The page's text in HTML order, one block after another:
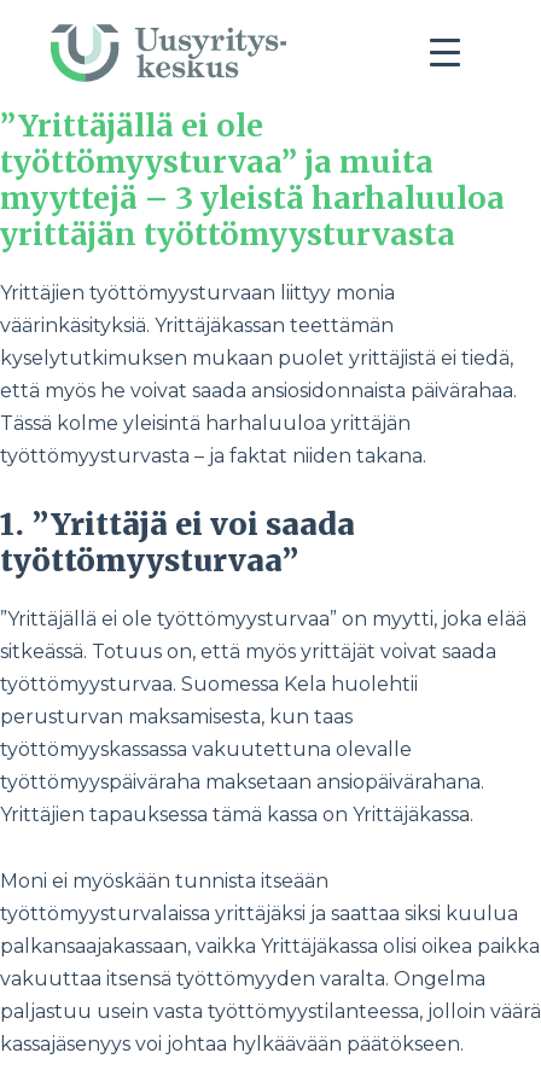
”Yrittäjällä ei ole
työttömyysturvaa” ja muita
myyttejä – 3 yleistä harhaluuloa
yrittäjän työttömyysturvasta
Yrittäjien työttömyysturvaan liittyy monia
väärinkäsityksiä. Yrittäjäkassan teettämän
kyselytutkimuksen mukaan puolet yrittäjistä ei tiedä,
että myös he voivat saada ansiosidonnaista päivärahaa.
Tässä kolme yleisintä harhaluuloa yrittäjän
työttömyysturvasta – ja faktat niiden takana.
1. ”Yrittäjä ei voi saada
työttömyysturvaa”
”Yrittäjällä ei ole työttömyysturvaa” on myytti, joka elää
sitkeässä. Totuus on, että myös yrittäjät voivat saada
työttömyysturvaa. Suomessa Kela huolehtii
perusturvan maksamisesta, kun taas
työttömyyskassassa vakuutettuna olevalle
työttömyyspäiväraha maksetaan ansiopäivärahana.
Yrittäjien tapauksessa tämä kassa on Yrittäjäkassa.
Moni ei myöskään tunnista itseään
työttömyysturvalaissa yrittäjäksi ja saattaa siksi kuulua
palkansaajakassaan, vaikka Yrittäjäkassa olisi oikea paikka
vakuuttaa itsensä työttömyyden varalta. Ongelma
paljastuu usein vasta työttömyystilanteessa, jolloin väärä
kassajäsenyys voi johtaa hylkäävään päätökseen.